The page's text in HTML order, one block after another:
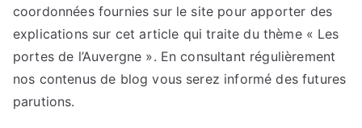
coordonnées fournies sur le site pour apporter des
explications sur cet article qui traite du thème « Les
portes de l’Auvergne ». En consultant régulièrement
nos contenus de blog vous serez informé des futures
parutions.